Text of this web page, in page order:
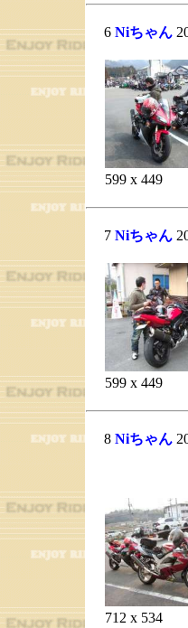
6 Niちゃん
599 x 449
7 Niちゃん
599 x 449
8 Niちゃん
712 x 534